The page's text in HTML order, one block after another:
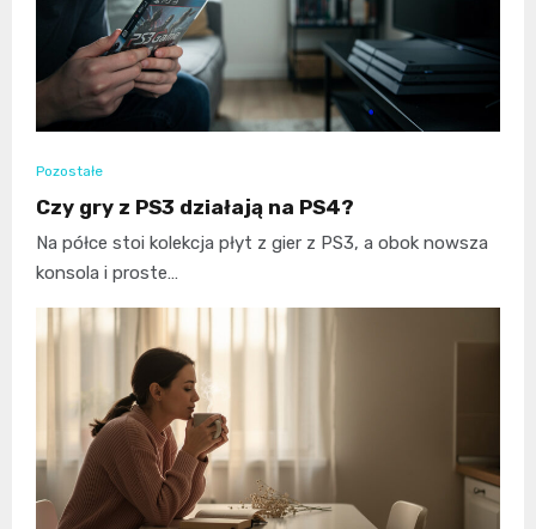
Pozostałe
Czy gry z PS3 działają na PS4?
Na półce stoi kolekcja płyt z gier z PS3, a obok nowsza
konsola i proste…